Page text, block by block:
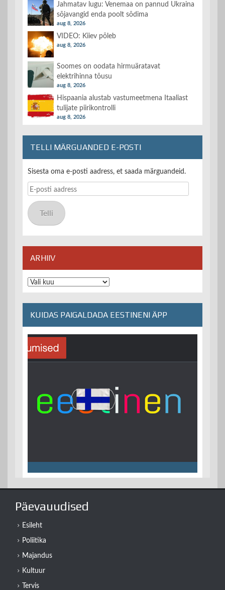
Jahmatav lugu: Venemaa on pannud Ukraina
sõjavangid enda poolt sõdima
aug 8, 2026
VIDEO: Kiiev põleb
aug 8, 2026
Soomes on oodata hirmuäratavat
elektrihinna tõusu
aug 8, 2026
Hispaania alustab vastumeetmena Itaaliast
tulijate piirikontrolli
aug 8, 2026
TELLI MÄRGUANDED E-POSTI
Sisesta oma e-posti aadress, et saada märguandeid.
E-
posti
aadress
Telli
ARHIIV
Arhiiv
KUIDAS PAIGALDADA EESTINENI ÄPP
Päevauudised
Esileht
Poliitika
Majandus
Kultuur
Tervis